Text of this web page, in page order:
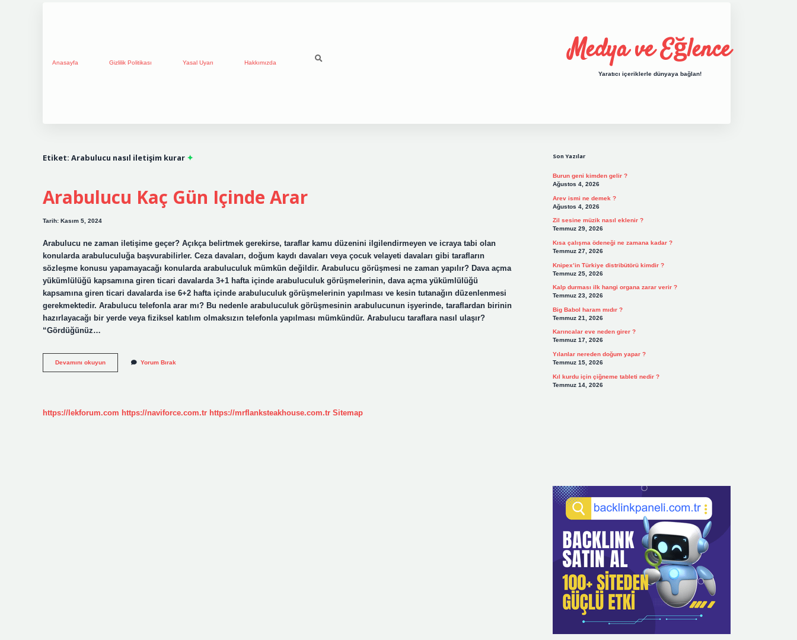
Anasayfa Gizlilik Politikası Yasal Uyarı Hakkımızda Medya ve Eğlence
Yaratıcı içeriklerle dünyaya bağlan!
Etiket: Arabulucu nasıl iletişim kurar
Arabulucu Kaç Gün Içinde Arar
Tarih: Kasım 5, 2024
Arabulucu ne zaman iletişime geçer? Açıkça belirtmek gerekirse, taraflar kamu düzenini ilgilendirmeyen ve icraya tabi olan
konularda arabuluculuğa başvurabilirler. Ceza davaları, doğum kaydı davaları veya çocuk velayeti davaları gibi tarafların
sözleşme konusu yapamayacağı konularda arabuluculuk mümkün değildir. Arabulucu görüşmesi ne zaman yapılır? Dava açma
yükümlülüğü kapsamına giren ticari davalarda 3+1 hafta içinde arabuluculuk görüşmelerinin, dava açma yükümlülüğü
kapsamına giren ticari davalarda ise 6+2 hafta içinde arabuluculuk görüşmelerinin yapılması ve kesin tutanağın düzenlenmesi
gerekmektedir. Arabulucu telefonla arar mı? Bu nedenle arabuluculuk görüşmesinin arabulucunun işyerinde, taraflardan birinin
hazırlayacağı bir yerde veya fiziksel katılım olmaksızın telefonla yapılması mümkündür. Arabulucu taraflara nasıl ulaşır?
“Gördüğünüz…
Devamını okuyunArabulucu
Kaç
Yorum Bırak
https://lekforum.com https://naviforce.com.tr https://mrflanksteakhouse.com.tr Sitemap
Son Yazılar
Burun geni kimden gelir ?
Ağustos 4, 2026
Arev ismi ne demek ?
Ağustos 4, 2026
Zil sesine müzik nasıl eklenir ?
Temmuz 29, 2026
Kısa çalışma ödeneği ne zamana kadar ?
Temmuz 27, 2026
Knipex’in Türkiye distribütörü kimdir ?
Temmuz 25, 2026
Kalp durması ilk hangi organa zarar verir ?
Temmuz 23, 2026
Big Babol haram mıdır ?
Temmuz 21, 2026
Karıncalar eve neden girer ?
Temmuz 17, 2026
Yılanlar nereden doğum yapar ?
Temmuz 15, 2026
Kıl kurdu için çiğneme tableti nedir ?
Temmuz 14, 2026